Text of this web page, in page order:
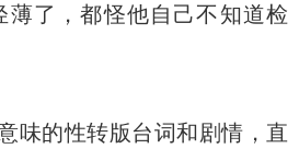
薄了，都怪他自己不知道检
味的性转版台词和剧情，直